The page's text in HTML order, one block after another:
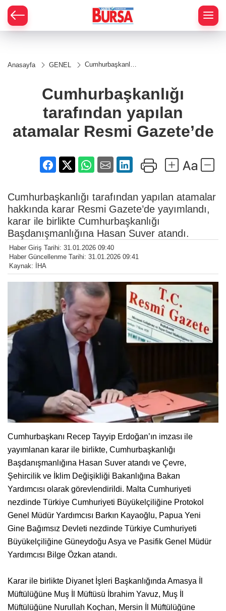
Anasayfa GENEL
Cumhurbaşkanlığı
Gazete’de
Cumhurbaşkanlığı
tarafından yapılan
atamalar Resmi Gazete’de
Cumhurbaşkanlığı tarafından yapılan atamalar
hakkında karar Resmi Gazete’de yayımlandı,
karar ile birlikte Cumhurbaşkanlığı
Başdanışmanlığına Hasan Suver atandı.
Haber Giriş Tarihi: 31.01.2026 09:40
Haber Güncellenme Tarihi: 31.01.2026 09:41
Kaynak: İHA
Cumhurbaşkanı Recep Tayyip Erdoğan’ın imzası ile
yayımlanan karar ile birlikte, Cumhurbaşkanlığı
Başdanışmanlığına Hasan Suver atandı ve Çevre,
Şehircilik ve İklim Değişikliği Bakanlığına Bakan
Yardımcısı olarak görevlendirildi. Malta Cumhuriyeti
nezdinde Türkiye Cumhuriyeti Büyükelçiliğine Protokol
Genel Müdür Yardımcısı Barkın Kayaoğlu, Papua Yeni
Gine Bağımsız Devleti nezdinde Türkiye Cumhuriyeti
Büyükelçiliğine Güneydoğu Asya ve Pasifik Genel Müdür
Yardımcısı Bilge Özkan atandı.
Karar ile birlikte Diyanet İşleri Başkanlığında Amasya İl
Müftülüğüne Muş İl Müftüsü İbrahim Yavuz, Muş İl
Müftülüğüne Nurullah Koçhan, Mersin İl Müftülüğüne